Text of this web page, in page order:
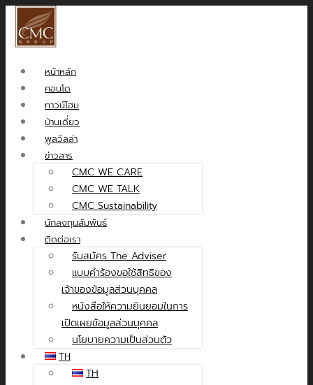
หน้าหลัก
คอนโด
ทาวน์โฮม
บ้านเดี่ยว
พูลวิลล่า
ข่าวสาร
CMC WE CARE
CMC WE TALK
CMC Sustainability
นักลงทุนสัมพันธ์
ติดต่อเรา
รับสมัคร The Adviser
แบบคำร้องขอใช้สิทธิของ
เจ้าของข้อมูลส่วนบุคคล
หนังสือให้ความยินยอมในการ
เปิดเผยข้อมูลส่วนบุคคล
นโยบายความเป็นส่วนตัว
TH
TH